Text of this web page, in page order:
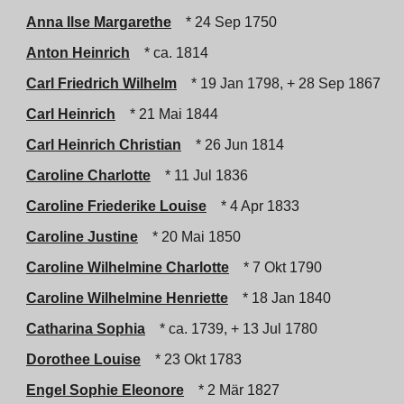
Anna Ilse Margarethe
* 24 Sep 1750
Anton Heinrich
* ca. 1814
Carl Friedrich Wilhelm
* 19 Jan 1798, + 28 Sep 1867
Carl Heinrich
* 21 Mai 1844
Carl Heinrich Christian
* 26 Jun 1814
Caroline Charlotte
* 11 Jul 1836
Caroline Friederike Louise
* 4 Apr 1833
Caroline Justine
* 20 Mai 1850
Caroline Wilhelmine Charlotte
* 7 Okt 1790
Caroline Wilhelmine Henriette
* 18 Jan 1840
Catharina Sophia
* ca. 1739, + 13 Jul 1780
Dorothee Louise
* 23 Okt 1783
Engel Sophie Eleonore
* 2 Mär 1827